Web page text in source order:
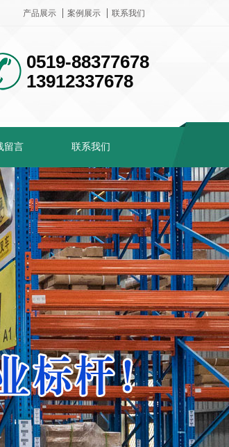
产品展示 案例展示 联系我们
0519-88377678
13912337678
留言 联系我们